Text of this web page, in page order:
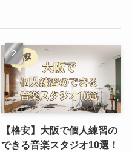
【格安】大阪で個人練習の
できる音楽スタジオ10選！